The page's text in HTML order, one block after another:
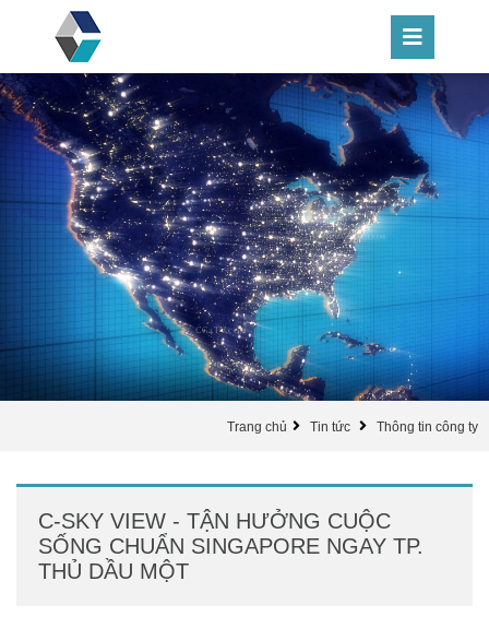
Trang chủ Tin tức Thông tin công ty
C-SKY VIEW - TẬN HƯỞNG CUỘC
SỐNG CHUẨN SINGAPORE NGAY TP.
THỦ DẦU MỘT